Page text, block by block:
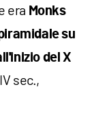
era Monks
su
del X
sec.,